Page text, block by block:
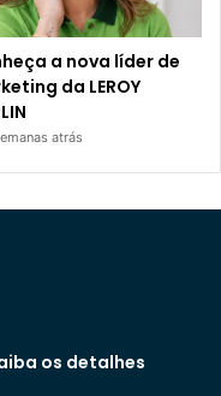
a nova líder de
da LEROY
atrás
os detalhes